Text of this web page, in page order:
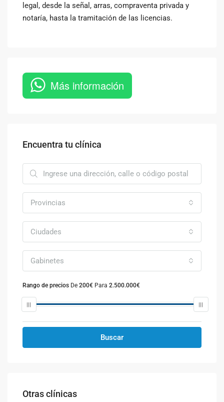
legal, desde la señal, arras, compraventa privada y
notaría, hasta la tramitación de las licencias.
Más información
Encuentra tu clínica
Provincias
Ciudades
Gabinetes
Rango de precios De 200€ Para 2.500.000€
Buscar
Otras clínicas